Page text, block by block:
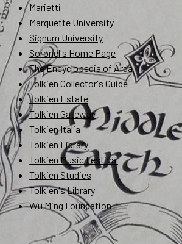
Marietti
Marquette University
Signum University
Soronel's Home Page
The Encyclopedia of Arda
Tolkien Collector's Guide
Tolkien Estate
Tolkien Gateway
Tolkien Italia
Tolkien Library
Tolkien Music Festival
Tolkien Studies
Tolkien's Library
Wu Ming Foundation